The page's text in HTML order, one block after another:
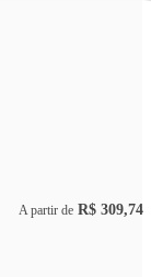
A partir de R$ 309,74